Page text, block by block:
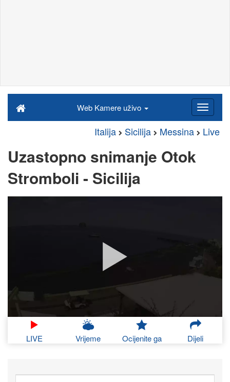
Web Kamere uživo
Italija Sicilija Messina Live
Uzastopno snimanje Otok
Stromboli - Sicilija
LIVE Vrijeme Ocijenite ga Dijeli